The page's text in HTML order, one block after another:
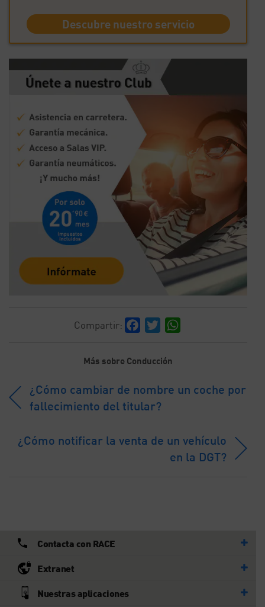
Descubre nuestro servicio
Compartir: Facebook
Twitter
Más sobre Conducción
¿Cómo cambiar de nombre un coche por
fallecimiento del titular?
¿Cómo notificar la venta de un vehículo
en la DGT?
Contacta con RACE
Extranet
Nuestras aplicaciones